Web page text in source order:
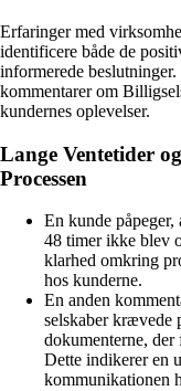
Erfaringer med
identificere både de
informerede
kommentarer om
kundernes oplevelser.
Lange Ventetider
Processen
En kunde
48 timer ikke blev
klarhed omkring
hos kunderne.
En anden
selskaber krævede
dokumenterne, der
Dette indikerer en
kommunikationen